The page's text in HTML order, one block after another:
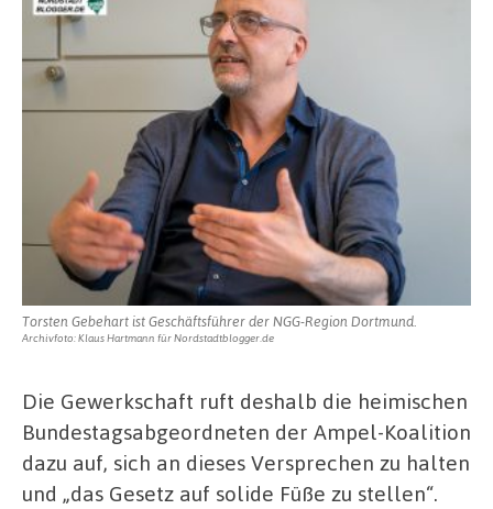
Torsten Gebehart ist Geschäftsführer der NGG-Region Dortmund.
Archivfoto: Klaus Hartmann für Nordstadtblogger.de
Die Gewerkschaft ruft deshalb die heimischen
Bundestagsabgeordneten der Ampel-Koalition
dazu auf, sich an dieses Versprechen zu halten
und „das Gesetz auf solide Füße zu stellen“.